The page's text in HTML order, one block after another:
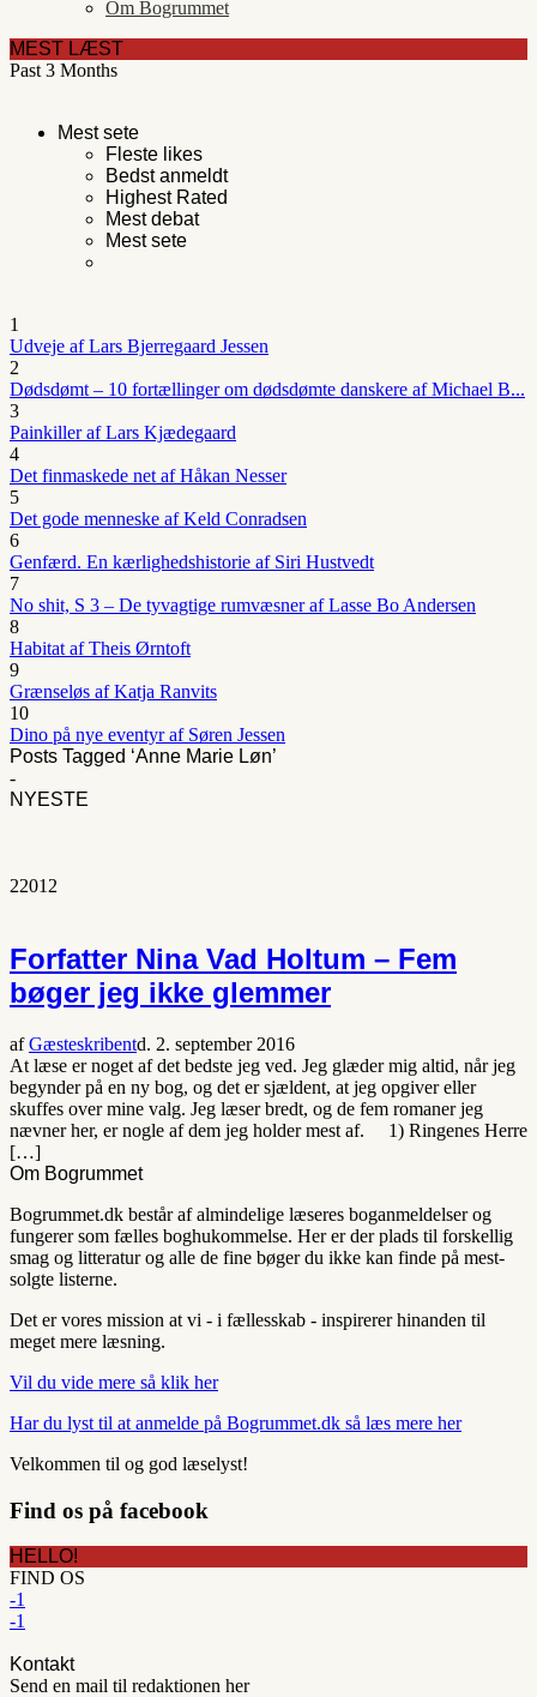
Om Bogrummet
MEST LÆST
Past 3 Months
Mest sete
Fleste likes
Bedst anmeldt
Highest Rated
Mest debat
Mest sete
1
Udveje af Lars Bjerregaard Jessen
2
Dødsdømt – 10 fortællinger om dødsdømte danskere af Michael B...
3
Painkiller af Lars Kjædegaard
4
Det finmaskede net af Håkan Nesser
5
Det gode menneske af Keld Conradsen
6
Genfærd. En kærlighedshistorie af Siri Hustvedt
7
No shit, S 3 – De tyvagtige rumvæsner af Lasse Bo Andersen
8
Habitat af Theis Ørntoft
9
Grænseløs af Katja Ranvits
10
Dino på nye eventyr af Søren Jessen
Posts Tagged ‘Anne Marie Løn’
-
NYESTE
22012
Forfatter Nina Vad Holtum – Fem
bøger jeg ikke glemmer
afGæsteskribentd. 2. september 2016
At læse er noget af det bedste jeg ved. Jeg glæder mig altid, når jeg
begynder på en ny bog, og det er sjældent, at jeg opgiver eller
skuffes over mine valg. Jeg læser bredt, og de fem romaner jeg
nævner her, er nogle af dem jeg holder mest af. 1) Ringenes Herre
[…]
Om Bogrummet
Bogrummet.dk består af almindelige læseres boganmeldelser og
fungerer som fælles boghukommelse. Her er der plads til forskellig
smag og litteratur og alle de fine bøger du ikke kan finde på mest-
solgte listerne.
Det er vores mission at vi - i fællesskab - inspirerer hinanden til
meget mere læsning.
Vil du vide mere så klik her
Har du lyst til at anmelde på Bogrummet.dk så læs mere her
Velkommen til og god læselyst!
Find os på facebook
HELLO!
FIND OS
-1
-1
Kontakt
Send en mail til redaktionen her